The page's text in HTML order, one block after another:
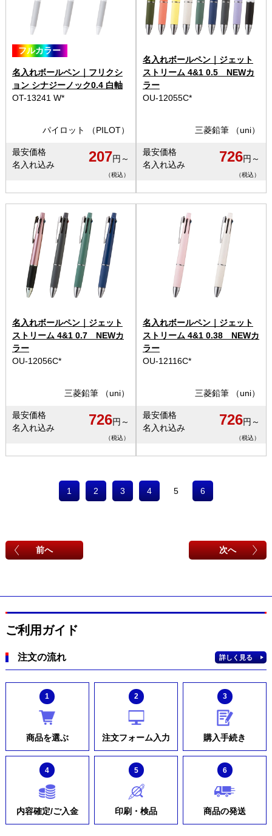
フルカラー
名入れボールペン｜フリクシ
ョン シナジーノック0.4 白軸
OT-13241 W*
パイロット （PILOT）
最安価格
名入れ込み
207円～
（税込）
名入れボールペン｜ジェット
ストリーム 4&1 0.5 NEWカ
ラー
OU-12055C*
三菱鉛筆 （uni）
最安価格
名入れ込み
726円～
（税込）
名入れボールペン｜ジェット
ストリーム 4&1 0.7 NEWカ
ラー
OU-12056C*
三菱鉛筆 （uni）
最安価格
名入れ込み
726円～
（税込）
名入れボールペン｜ジェット
ストリーム 4&1 0.38 NEWカ
ラー
OU-12116C*
三菱鉛筆 （uni）
最安価格
名入れ込み
726円～
（税込）
1 2 3 4 5 6
前へ 次へ
ご利用ガイド
注文の流れ 詳しく見る
1
商品を選ぶ
2
注文フォーム入力
3
購入手続き
4
内容確定/ご入金
5
印刷・検品
6
商品の発送